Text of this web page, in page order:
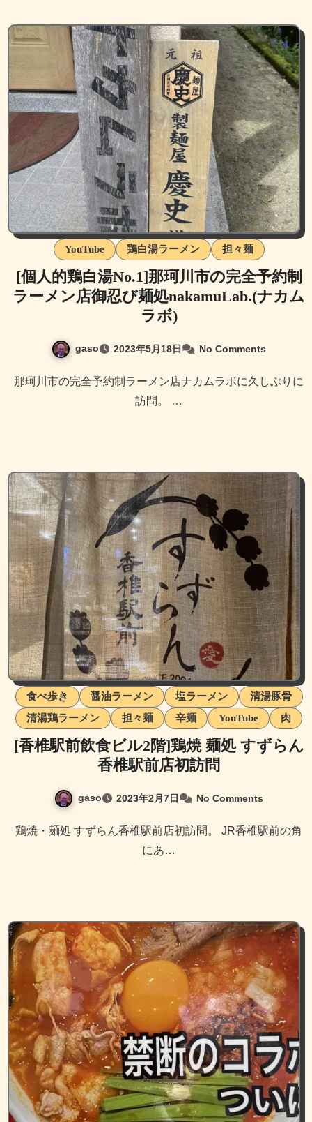
YouTube 鶏白湯ラーメン 担々麺
[個人的鶏白湯No.1]那珂川市の完全予約制
ラーメン店御忍び麺処nakamuLab.(ナカム
ラボ)
gaso 2023年5月18日 No Comments
那珂川市の完全予約制ラーメン店ナカムラボに久しぶりに
訪問。 …
食べ歩き 醤油ラーメン 塩ラーメン
清湯豚骨
清湯鶏ラーメン
担々麺 辛麺 YouTube 肉
[香椎駅前飲食ビル2階]鶏焼 麺処 すずらん
香椎駅前店初訪問
gaso 2023年2月7日 No Comments
鶏焼・麺処 すずらん香椎駅前店初訪問。 JR香椎駅前の角
にあ…